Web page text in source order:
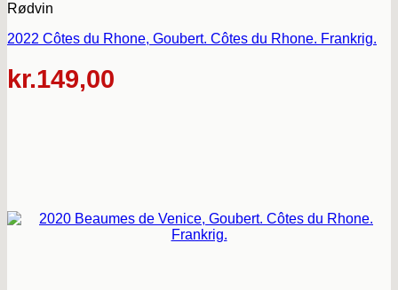
Rødvin
2022 Côtes du Rhone, Goubert. Côtes du Rhone. Frankrig.
kr.149,00